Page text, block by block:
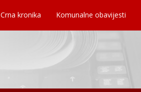
Crna kronika Komunalne obavijesti